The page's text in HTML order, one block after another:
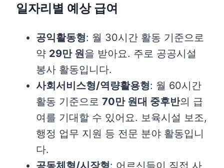
일자리별 예상 급여
공익활동형: 월 30시간 활동 기준으로
약 29만 원을 받아요. 주로 공공시설
봉사 활동입니다.
사회서비스형/역량활용형: 월 60시간
활동 기준으로 70만 원대 중후반의 급
여를 기대할 수 있어요. 보육시설 보조,
행정 업무 지원 등 전문 분야 활동입니
다.
공동체형/시장형: 어르신들이 직접 사